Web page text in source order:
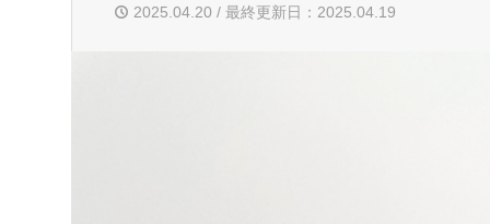
2025.04.20 / 最終更新日：2025.04.19